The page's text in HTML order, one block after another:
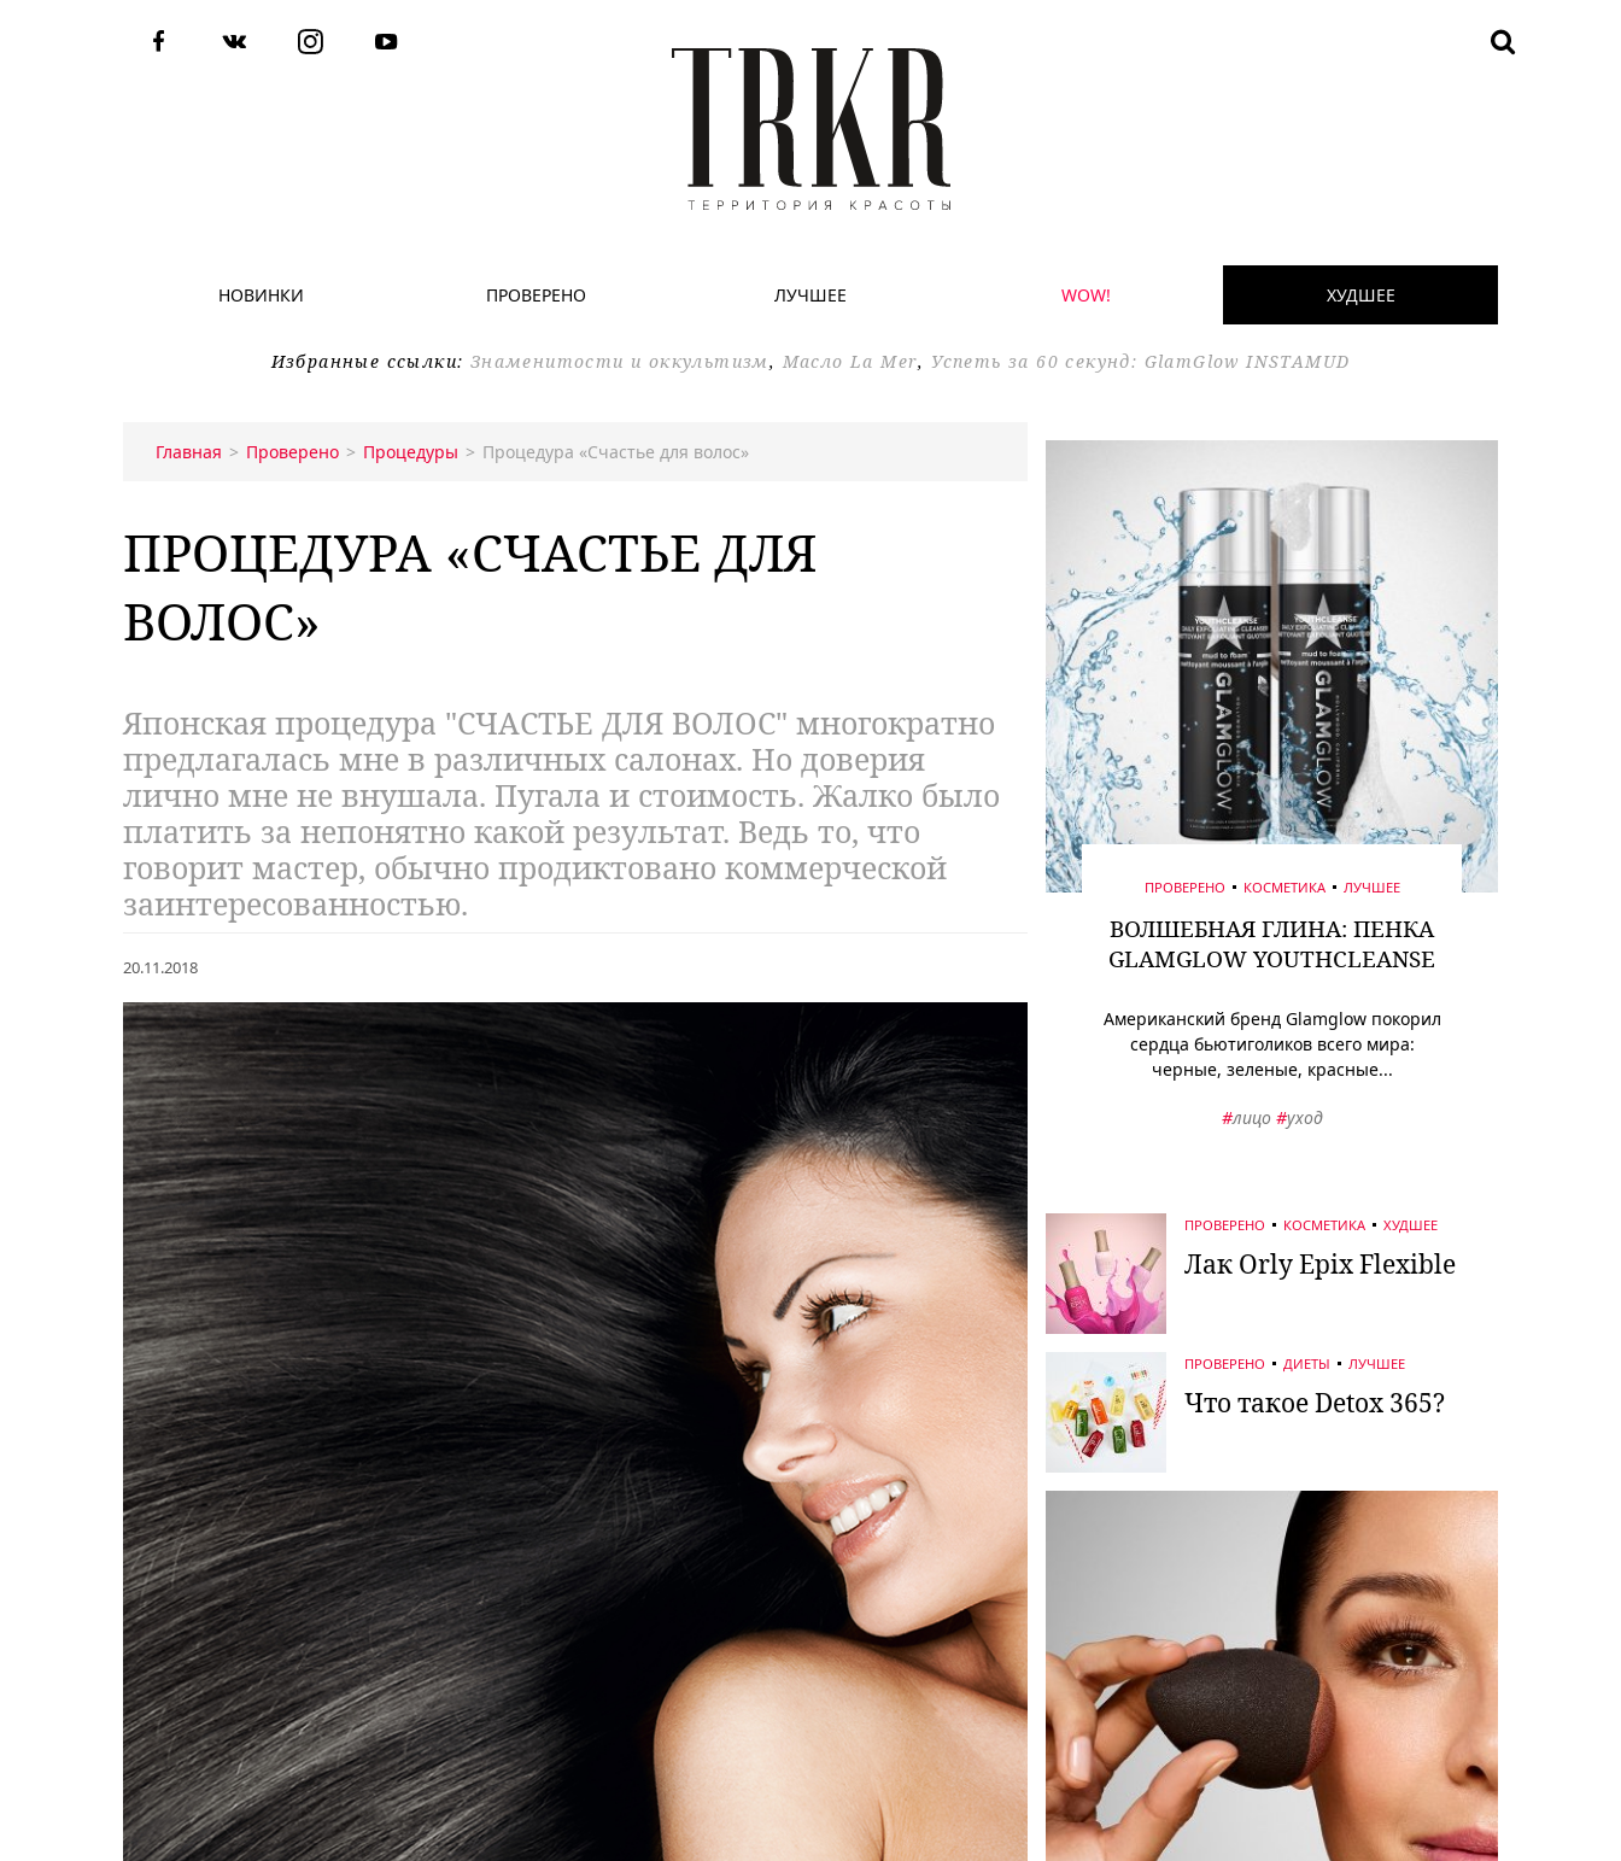
НОВИНКИ ПРОВЕРЕНО ЛУЧШЕЕ WOW! ХУДШЕЕ
Избранные ссылки: Знаменитости и оккультизм, Масло La Mer,Успеть за 60 секунд: GlamGlow INSTAMUD
Главная Проверено Процедуры Процедура «Счастье для волос»
ПРОЦЕДУРА «СЧАСТЬЕ ДЛЯ
ВОЛОС»
Японская процедура "СЧАСТЬЕ ДЛЯ ВОЛОС" многократно
предлагалась мне в различных салонах. Но доверия
лично мне не внушала. Пугала и стоимость. Жалко было
платить за непонятно какой результат. Ведь то, что
говорит мастер, обычно продиктовано коммерческой
заинтересованностью.
20.11.2018
ПРОВЕРЕНО КОСМЕТИКА ЛУЧШЕЕ
ВОЛШЕБНАЯ ГЛИНА: ПЕНКА
GLAMGLOW YOUTHCLEANSE
Американский бренд Glamglow покорил
сердца бьютиголиков всего мира:
черные, зеленые, красные...
#лицо #уход
ПРОВЕРЕНО КОСМЕТИКА ХУДШЕЕ
Лак Orly Epix Flexible
ПРОВЕРЕНО ДИЕТЫ ЛУЧШЕЕ
Что такое Detox 365?